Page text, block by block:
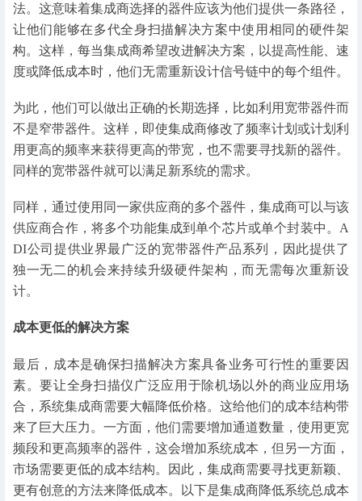
法。这意味着集成商选择的器件应该为他们提供一条路径，
让他们能够在多代全身扫描解决方案中使用相同的硬件架
构。这样，每当集成商希望改进解决方案，以提高性能、速
度或降低成本时，他们无需重新设计信号链中的每个组件。
为此，他们可以做出正确的长期选择，比如利用宽带器件而
不是窄带器件。这样，即使集成商修改了频率计划或计划利
用更高的频率来获得更高的带宽，也不需要寻找新的器件。
同样的宽带器件就可以满足新系统的需求。
同样，通过使用同一家供应商的多个器件，集成商可以与该
供应商合作，将多个功能集成到单个芯片或单个封装中。A
DI公司提供业界最广泛的宽带器件产品系列，因此提供了
独一无二的机会来持续升级硬件架构，而无需每次重新设
计。
成本更低的解决方案
最后，成本是确保扫描解决方案具备业务可行性的重要因
素。要让全身扫描仪广泛应用于除机场以外的商业应用场
合，系统集成商需要大幅降低价格。这给他们的成本结构带
来了巨大压力。一方面，他们需要增加通道数量，使用更宽
频段和更高频率的器件，这会增加系统成本，但另一方面，
市场需要更低的成本结构。因此，集成商需要寻找更新颖、
更有创意的方法来降低成本。以下是集成商降低系统总成本